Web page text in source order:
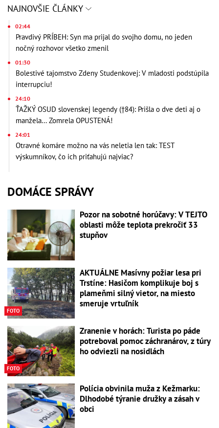
NAJNOVŠIE ČLÁNKY
02:44
Pravdivý PRÍBEH: Syn ma prijal do svojho domu, no jeden
nočný rozhovor všetko zmenil
01:30
Bolestivé tajomstvo Zdeny Studenkovej: V mladosti podstúpila
interrupciu!
24:10
ŤAŽKÝ OSUD slovenskej legendy (†84): Prišla o dve deti aj o
manžela... Zomrela OPUSTENÁ!
24:01
Otravné komáre možno na vás neletia len tak: TEST
výskumníkov, čo ich priťahujú najviac?
DOMÁCE SPRÁVY
Pozor na sobotné horúčavy: V TEJTO
oblasti môže teplota prekročiť 33
stupňov
FOTO
AKTUÁLNE Masívny požiar lesa pri
Trstíne: Hasičom komplikuje boj s
plameňmi silný vietor, na miesto
smeruje vrtuľník
FOTO
Zranenie v horách: Turista po páde
potreboval pomoc záchranárov, z túry
ho odviezli na nosidlách
Polícia obvinila muža z Kežmarku:
Dlhodobé týranie družky a zásah v
obci